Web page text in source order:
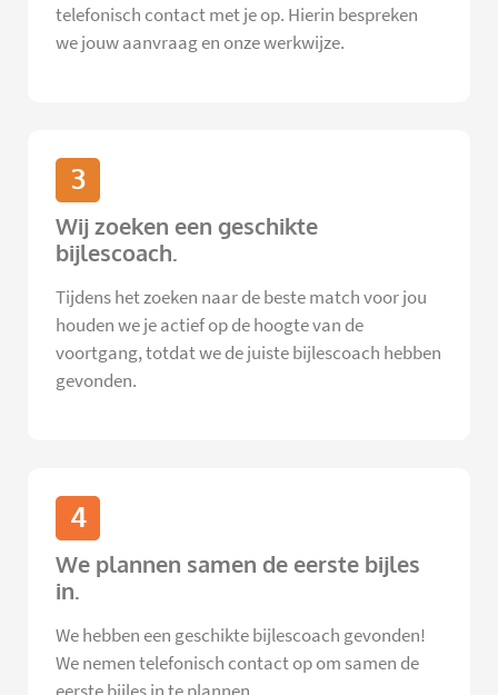
telefonisch contact met je op. Hierin bespreken
we jouw aanvraag en onze werkwijze.
3
Wij zoeken een geschikte
bijlescoach.
Tijdens het zoeken naar de beste match voor jou
houden we je actief op de hoogte van de
voortgang, totdat we de juiste bijlescoach hebben
gevonden.
4
We plannen samen de eerste bijles
in.
We hebben een geschikte bijlescoach gevonden!
We nemen telefonisch contact op om samen de